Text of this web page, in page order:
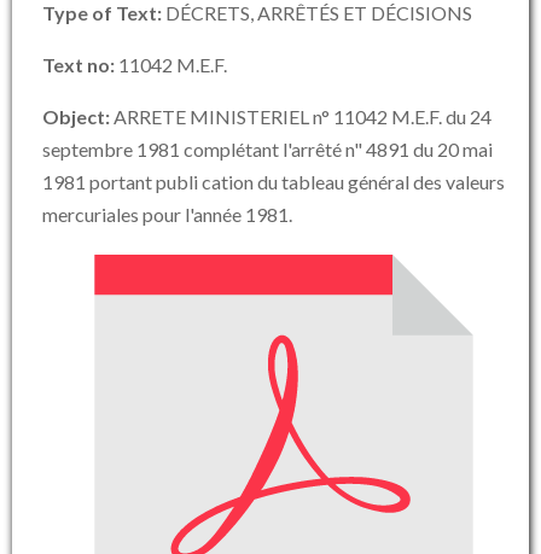
Type of Text: DÉCRETS, ARRÊTÉS ET DÉCISIONS
Text no: 11042 M.E.F.
Object:ARRETE MINISTERIEL n° 11042 M.E.F. du 24
septembre 1981 complétant l'arrêté n" 4891 du 20 mai
1981 portant publi cation du tableau général des valeurs
mercuriales pour l'année 1981.